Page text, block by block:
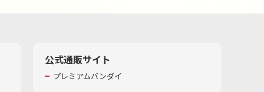
公式通販サイト
プレミアムバンダイ